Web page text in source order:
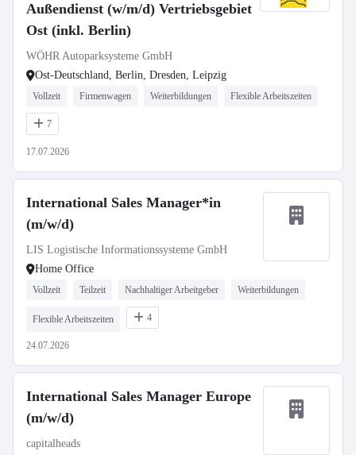
Außendienst (w/m/d) Vertriebsgebiet
Ost (inkl. Berlin)
WÖHR Autoparksysteme GmbH
Ost-Deutschland, Berlin, Dresden, Leipzig
Vollzeit Firmenwagen Weiterbildungen Flexible Arbeitszeiten
7
17.07.2026
International Sales Manager*in
(m/w/d)
LIS Logistische Informationssysteme GmbH
Home Office
Vollzeit Teilzeit Nachhaltiger Arbeitgeber Weiterbildungen
Flexible Arbeitszeiten 4
24.07.2026
International Sales Manager Europe
(m/w/d)
capitalheads